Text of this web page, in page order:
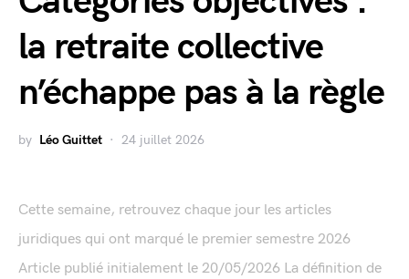
la retraite collective
n’échappe pas à la règle
by Léo Guittet 24 juillet 2026
Cette semaine, retrouvez chaque jour les articles
juridiques qui ont marqué le premier semestre 2026
Article publié initialement le 20/05/2026 La définition de